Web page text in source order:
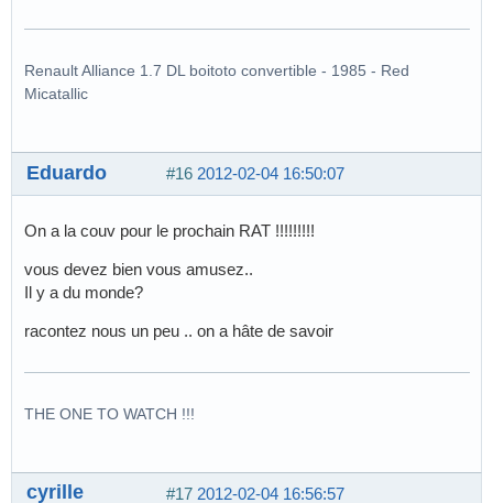
Renault Alliance 1.7 DL boitoto convertible - 1985 - Red
Micatallic
#16 2012-02-04 16:50:07
Eduardo
On a la couv pour le prochain RAT !!!!!!!!!
vous devez bien vous amusez..
Il y a du monde?
racontez nous un peu .. on a hâte de savoir
THE ONE TO WATCH !!!
#17 2012-02-04 16:56:57
cyrille